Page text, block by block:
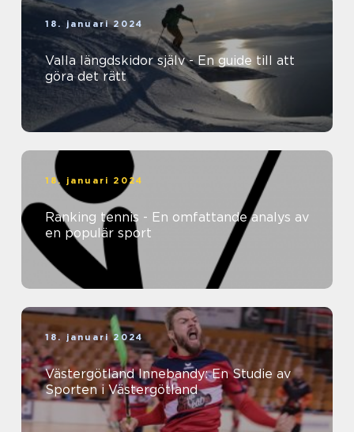
18. januari 2024
Valla längdskidor själv - En guide till att
göra det rätt
18. januari 2024
Ranking tennis - En omfattande analys av
en populär sport
18. januari 2024
Västergötland Innebandy: En Studie av
Sporten i Västergötland